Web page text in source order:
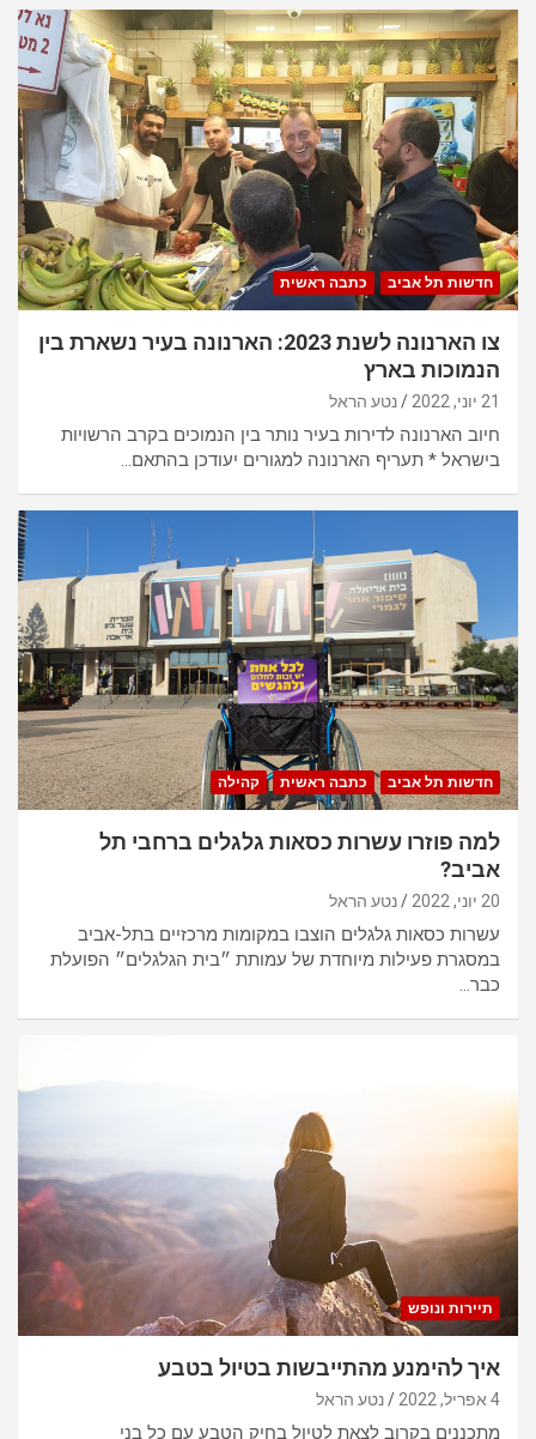
חדשות תל אביב כתבה ראשית
צו הארנונה לשנת 2023: הארנונה בעיר נשארת בין
הנמוכות בארץ
21 יוני, 2022 נטע הראל
חיוב הארנונה לדירות בעיר נותר בין הנמוכים בקרב הרשויות
בישראל * תעריף הארנונה למגורים יעודכן בהתאם…
חדשות תל אביב כתבה ראשית קהילה
למה פוזרו עשרות כסאות גלגלים ברחבי תל
אביב?
20 יוני, 2022 נטע הראל
עשרות כסאות גלגלים הוצבו במקומות מרכזיים בתל-אביב
במסגרת פעילות מיוחדת של עמותת ״בית הגלגלים״ הפועלת
כבר…
תיירות ונופש
איך להימנע מהתייבשות בטיול בטבע
4 אפריל, 2022 נטע הראל
מתכננים בקרוב לצאת לטיול בחיק הטבע עם כל בני